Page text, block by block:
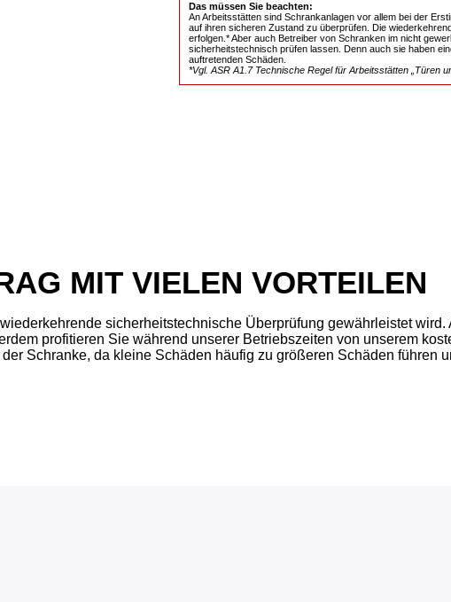
Das müssen Sie beachten:
An Arbeitsstätten sind Schrankanlagen vor allem bei der
auf ihren sicheren Zustand zu überprüfen. Die
erfolgen.* Aber auch Betreiber von Schranken im nicht
sicherheitstechnisch prüfen lassen. Denn auch sie haben
auftretenden Schäden.
*Vgl. ASR A1.7 Technische Regel für Arbeitsstätten „Türen
MIT VIELEN VORTEILEN
sicherheitstechnische Überprüfung gewährleistet
profitieren Sie während unserer Betriebszeiten von unserem
Schranke, da kleine Schäden häufig zu größeren Schäden führen